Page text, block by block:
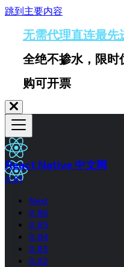
跳到主要内容
无需代理直连最先
全绝不掺水，限时
购可开票
React Native 中文网
0.81
Next
0.86
0.85
0.84
0.83
0.82